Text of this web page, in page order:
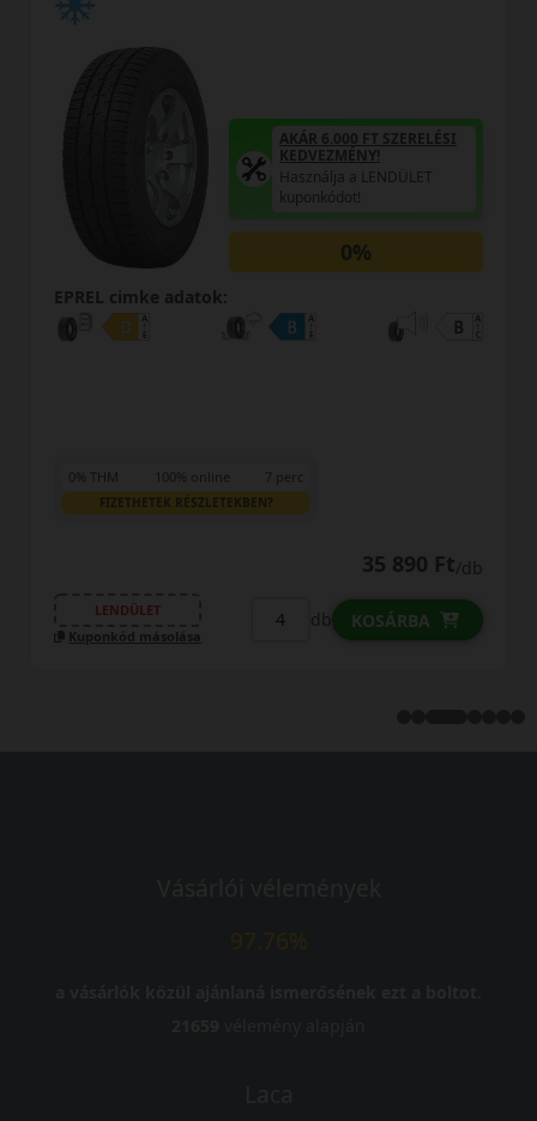
AKÁR 6.000 FT SZERELÉSI
KEDVEZMÉNY!
Használja a LENDÜLET
kuponkódot!
0%
EPREL cimke adatok:
0% THM 100% online 7 perc
FIZETHETEK RÉSZLETEKBEN?
35 890 Ft/db
LENDÜLET
Kuponkód másolása
db KOSÁRBA